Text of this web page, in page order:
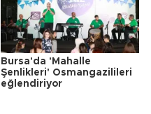
Bursa'da 'Mahalle
Şenlikleri' Osmangazilileri
eğlendiriyor